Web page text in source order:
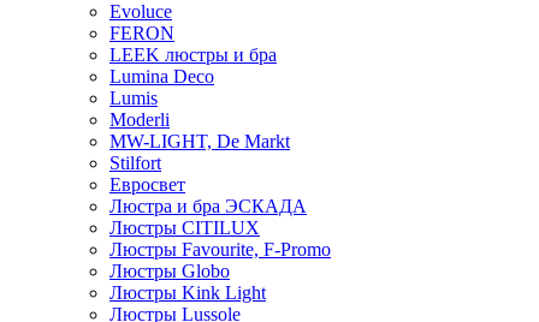
Evoluce
FERON
LEEK люстры и бра
Lumina Deco
Lumis
Moderli
MW-LIGHT, De Markt
Stilfort
Евросвет
Люстра и бра ЭСКАДА
Люстры CITILUX
Люстры Favourite, F-Promo
Люстры Globo
Люстры Kink Light
Люстры Lussole